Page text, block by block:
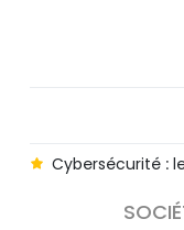
Cybersécurité :